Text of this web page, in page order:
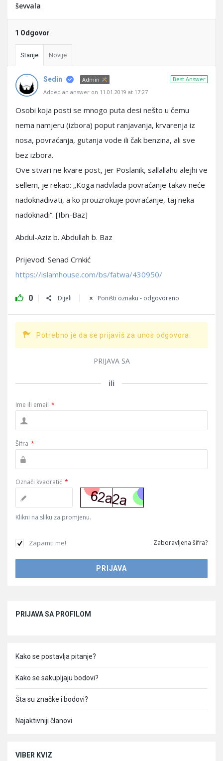
ševvala
1 Odgovor
Starije Novije
Best Answer
Sedin
Admin
Added an answer on 11.01.2019 at 17:27
Osobi koja posti se mnogo puta desi nešto u čemu
nema namjeru (izbora) poput ranjavanja, krvarenja iz
nosa, povraćanja, gutanja vode ili čak benzina, ali sve
bez izbora.
Ove stvari ne kvare post, jer Poslanik, sallallahu alejhi ve
sellem, je rekao: „Koga nadvlada povraćanje takav neće
nadoknađivati, a ko prouzrokuje povraćanje, taj neka
nadoknadi“. [Ibn-Baz]
Abdul-Aziz b. Abdullah b. Baz
Prijevod: Senad Crnkić
https://islamhouse.com/bs/fatwa/430950/
0 Dijeli Poništi oznaku - odgovoreno
Potrebno je da se prijaviš za unos odgovora.
PRIJAVA SA
ili
Ime ili email *
Šifra *
Označi kvadratić *
Klikni na sliku za promjenu.
Zapamti me! Zaboravljena šifra?
PRIJAVA SA PROFILOM
Kako se postavlja pitanje?
Kako se sakupljaju bodovi?
Šta su značke i bodovi?
Najaktivniji članovi
VIBER KVIZ